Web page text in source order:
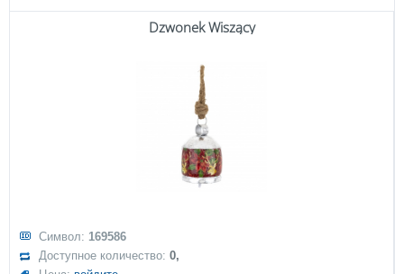
Dzwonek Wiszący
Символ: 169586
Доступное количество:0,